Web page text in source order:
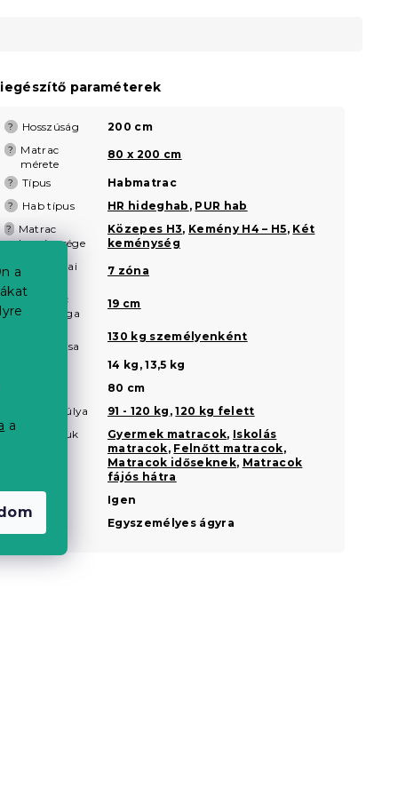
a
a
paraméterek
? Hosszúság 200 cm
?
Matrac
mérete
80 x 200 cm
? Típus Habmatrac
? Hab típus HR hideghab , PUR hab
?
Matrac
keménysége
Közepes H3, Kemény H4 – H5, Két
keménység
Ortopédiai
zónák
7 zóna
? A matrac
magassága
19 cm
teherbírása
130 kg személyenként
14 kg, 13,5 kg
80 cm
Az Ön súlya 91 - 120 kg ,120 kg felett
? Javasoljuk Gyermek matracok, Iskolás
matracok, Felnőtt matracok,
Matracok időseknek, Matracok
fájós hátra
Igen
Egyszemélyes ágyra